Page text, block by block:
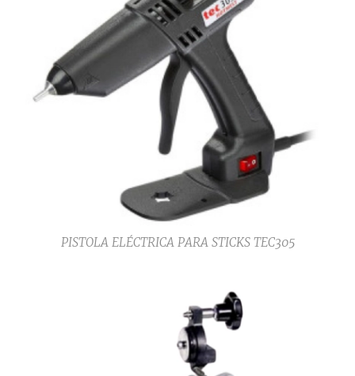
PISTOLA ELÉCTRICA PARA STICKS TEC305